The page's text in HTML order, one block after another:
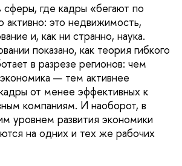
сферы, где кадры «бегают по
активно: это недвижимость,
и, как ни странно, наука.
показано, как теория гибкого
в разрезе регионов: чем
— тем активнее
от менее эффективных к
компаниям. И наоборот, в
уровнем развития экономики
на одних и тех же рабочих